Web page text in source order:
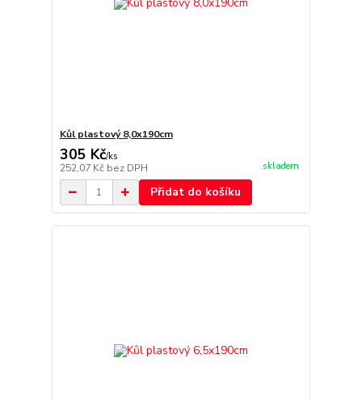
Kůl plastový 8,0x190cm
305 Kč/ks
252,07 Kč bez DPH skladem
Přidat do košíku